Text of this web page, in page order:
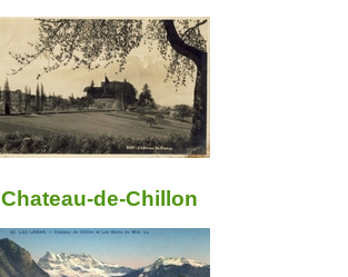
Chateau-de-Chillon